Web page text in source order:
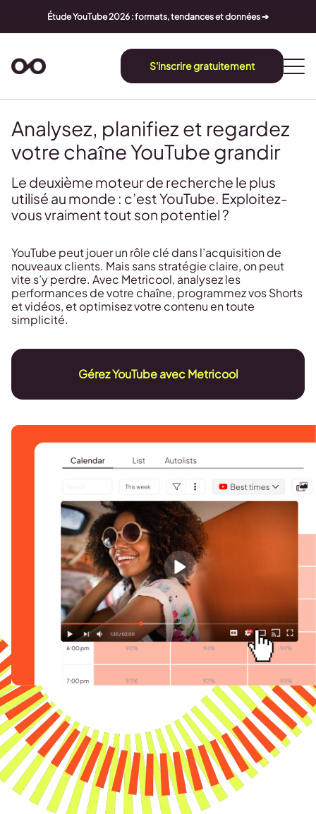
Étude YouTube 2026 : formats, tendances et données ➔
S'inscrire gratuitement
Analysez, planifiez et regardez
votre chaîne YouTube grandir
Le deuxième moteur de recherche le plus
utilisé au monde : c’est YouTube. Exploitez-
vous vraiment tout son potentiel ?
YouTube peut jouer un rôle clé dans l’acquisition de
nouveaux clients. Mais sans stratégie claire, on peut
vite s’y perdre. Avec Metricool, analysez les
performances de votre chaîne, programmez vos Shorts
et vidéos, et optimisez votre contenu en toute
simplicité.
Gérez YouTube avec Metricool